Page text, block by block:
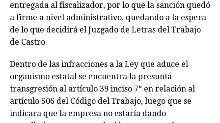
entregada al fiscalizador, por lo que la sanción quedó
a firme a nivel administrativo, quedando a la espera
de lo que decidirá el Juzgado de Letras del Trabajo
de Castro.
Dentro de las infracciones a la Ley que aduce el
organismo estatal se encuentra la presunta
transgresión al artículo 39 inciso 7° en relación al
artículo 506 del Código del Trabajo, luego que se
indicara que la empresa no estaría dando